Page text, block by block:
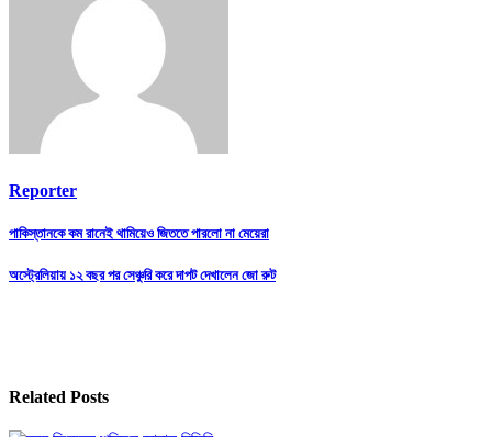
Reporter
Post
navigation
পাকিস্তানকে কম রানেই থামিয়েও জিততে পারলো না মেয়েরা
অস্ট্রেলিয়ায় ১২ বছর পর সেঞ্চুরি করে দাপট দেখালেন জো রুট
Related Posts